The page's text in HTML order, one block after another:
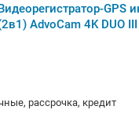
GPS
AdvoCam 4K DUO III
рассрочка, кредит